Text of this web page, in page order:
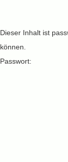
Dieser Inhalt ist
können.
Passwort: